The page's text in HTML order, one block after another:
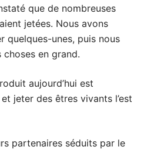
que de nombreuses
jetées. Nous avons
quelques-unes, puis nous
en grand.
aujourd’hui est
et jeter des êtres vivants l’est
partenaires séduits par le